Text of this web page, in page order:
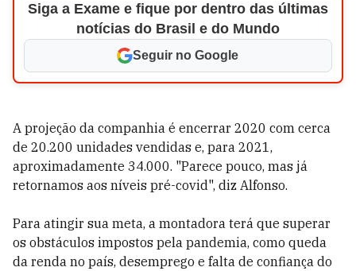
Siga a Exame e fique por dentro das últimas
notícias do Brasil e do Mundo
Seguir no Google
A projeção da companhia é encerrar 2020 com cerca
de 20.200 unidades vendidas e, para 2021,
aproximadamente 34.000. "Parece pouco, mas já
retornamos aos níveis pré-covid", diz Alfonso.
Para atingir sua meta, a montadora terá que superar
os obstáculos impostos pela pandemia, como queda
da renda no país, desemprego e falta de confiança do